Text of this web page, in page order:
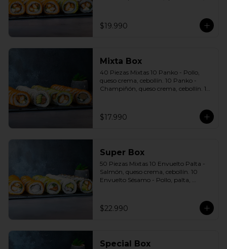
a elección soya o agridulce Bless + 3
palitos
$19.990
Mixta Box
40 Piezas Mixtas 10 Panko - Pollo,
queso crema, cebollín. 10 Panko -
Champiñón, queso crema, cebollín. 10
palta, cebollín. Incluye: 2 Salsa soya 2
Salsa agridulce Bless 3 palitos
$17.990
Super Box
50 Piezas Mixtas 10 Envuelto Palta -
Salmón, queso crema, cebollín. 10
Envuelto Sésamo - Pollo, palta,
Pollo, queso crema, cebollín. 10 Panko
- Camarón, queso crema, cebollín
$22.990
Special Box